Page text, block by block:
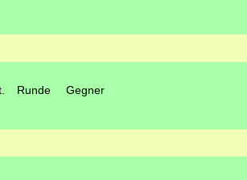
Runde Gegner